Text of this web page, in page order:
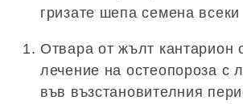
гризате шепа семена
Отвара от жълт кантарион
лечение на остеопороза с
във възстановителния